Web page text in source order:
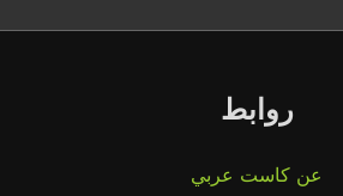
روابط
عن كاست عربي